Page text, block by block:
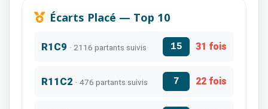
Écarts Placé — Top 10
R1C9 · 2116 partants suivis 15 31 fois
R11C2 · 476 partants suivis 7 22 fois